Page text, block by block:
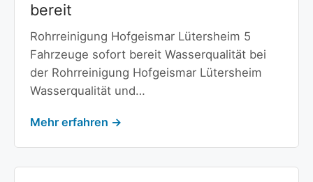
bereit
Rohrreinigung Hofgeismar Lütersheim 5
Fahrzeuge sofort bereit Wasserqualität bei
der Rohrreinigung Hofgeismar Lütersheim
Wasserqualität und…
Mehr erfahren →